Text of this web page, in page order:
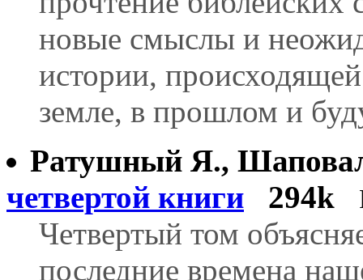
новые смыслы и
истории,
земле, в прошлом и
Ратушный Я.,
четвертой книги
294k
Четвертый том
последние времена